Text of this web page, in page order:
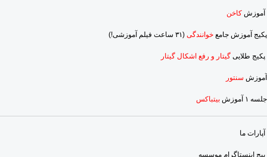
آموزش کاخن
پکیج آموزش جامع خوانندگی (۳۱ ساعت فیلم آموزشی!)
پکیج طلایی گیتار و رفع اشکال گیتار
آموزش سنتور
جلسه ۱ آموزش بیتباکس
آپارات ما
پیج اینستاگرام موسسه